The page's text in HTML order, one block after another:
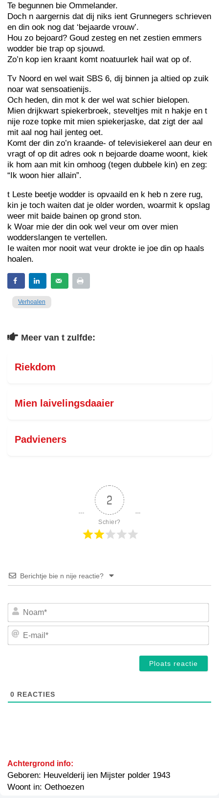
Te begunnen bie Ommelander.
Doch n aargernis dat dij niks ient Grunnegers schrieven
en din ook nog dat ‘bejaarde vrouw’.
Hou zo bejoard? Goud zesteg en net zestien emmers
wodder bie trap op sjouwd.
Zo’n kop ien kraant komt noatuurlek hail wat op of.
Tv Noord en wel wait SBS 6, dij binnen ja altied op zuik
noar wat sensoatienijs.
Och heden, din mot k der wel wat schier bielopen.
Mien drijkwart spiekerbroek, steveltjes mit n hakje en t
nije roze topke mit mien spiekerjaske, dat zigt der aal
mit aal nog hail jenteg oet.
Komt der din zo’n kraande- of televisiekerel aan deur en
vragt of op dit adres ook n bejoarde doame woont, kiek
ik hom aan mit kin omhoog (tegen dubbele kin) en zeg:
“Ik woon hier allain”.
t Leste beetje wodder is opvaaild en k heb n zere rug,
kin je toch waiten dat je older worden, woarmit k opslag
weer mit baide bainen op grond ston.
k Woar mie der din ook wel veur om over mien
wodderslangen te vertellen.
Ie waiten mor nooit wat veur drokte ie joe din op haals
hoalen.
Verhoalen
Meer van t zulfde:
Riekdom
Mien laivelingsdaaier
Padvieners
2
Schier?
Berichtje bie n nije reactie?
E-
0 REACTIES
Achtergrond info:
Geboren: Heuvelderij ien Mijster polder 1943
Woont in: Oethoezen